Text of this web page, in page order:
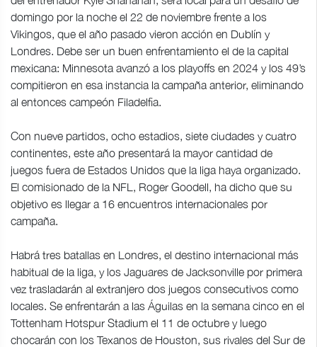
domingo por la noche el 22 de noviembre frente a los
Vikingos, que el año pasado vieron acción en Dublín y
Londres. Debe ser un buen enfrentamiento el de la capital
mexicana: Minnesota avanzó a los playoffs en 2024 y los 49’s
compitieron en esa instancia la campaña anterior, eliminando
al entonces campeón Filadelfia.
Con nueve partidos, ocho estadios, siete ciudades y cuatro
continentes, este año presentará la mayor cantidad de
juegos fuera de Estados Unidos que la liga haya organizado.
El comisionado de la NFL, Roger Goodell, ha dicho que su
objetivo es llegar a 16 encuentros internacionales por
campaña.
Habrá tres batallas en Londres, el destino internacional más
habitual de la liga, y los Jaguares de Jacksonville por primera
vez trasladarán al extranjero dos juegos consecutivos como
locales. Se enfrentarán a las Águilas en la semana cinco en el
Tottenham Hotspur Stadium el 11 de octubre y luego
chocarán con los Texanos de Houston, sus rivales del Sur de